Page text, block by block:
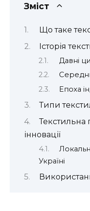
Зміст
Що таке
Історія
Давні
Епоха
Типи
Текстильна
інновації
Україні